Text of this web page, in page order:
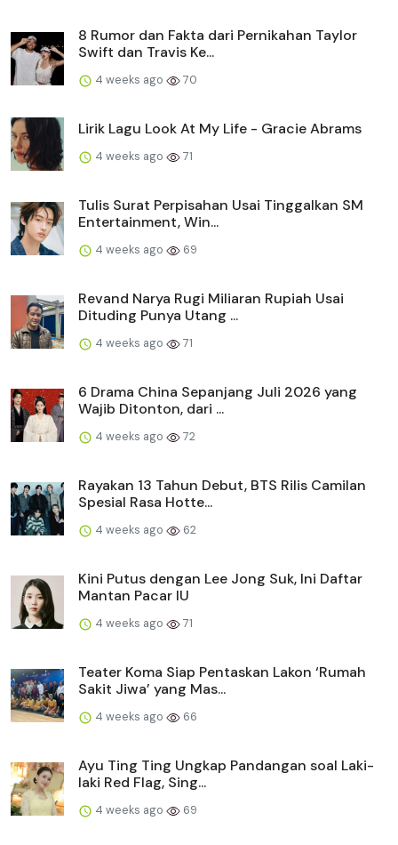
8 Rumor dan Fakta dari Pernikahan Taylor
Swift dan Travis Ke...
4 weeks ago 70
Lirik Lagu Look At My Life - Gracie Abrams
4 weeks ago 71
Tulis Surat Perpisahan Usai Tinggalkan SM
Entertainment, Win...
4 weeks ago 69
Revand Narya Rugi Miliaran Rupiah Usai
Dituding Punya Utang ...
4 weeks ago 71
6 Drama China Sepanjang Juli 2026 yang
Wajib Ditonton, dari ...
4 weeks ago 72
Rayakan 13 Tahun Debut, BTS Rilis Camilan
Spesial Rasa Hotte...
4 weeks ago 62
Kini Putus dengan Lee Jong Suk, Ini Daftar
Mantan Pacar IU
4 weeks ago 71
Teater Koma Siap Pentaskan Lakon ‘Rumah
Sakit Jiwa’ yang Mas...
4 weeks ago 66
Ayu Ting Ting Ungkap Pandangan soal Laki-
laki Red Flag, Sing...
4 weeks ago 69